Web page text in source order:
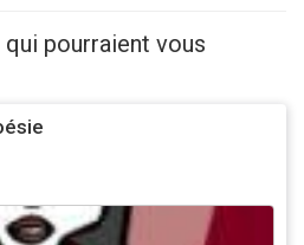
pourraient vous